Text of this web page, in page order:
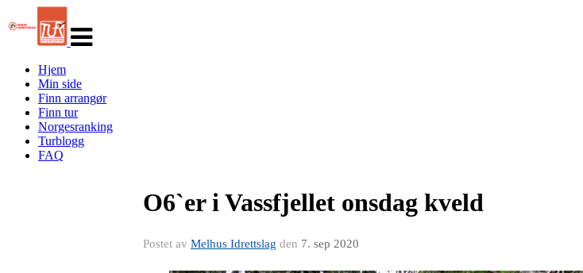
navigasjon
Hjem
Min side
Finn arrangør
Finn tur
Norgesranking
Turblogg
FAQ
O6`er i Vassfjellet onsdag kveld
Postet av Melhus Idrettslag den 7. sep 2020